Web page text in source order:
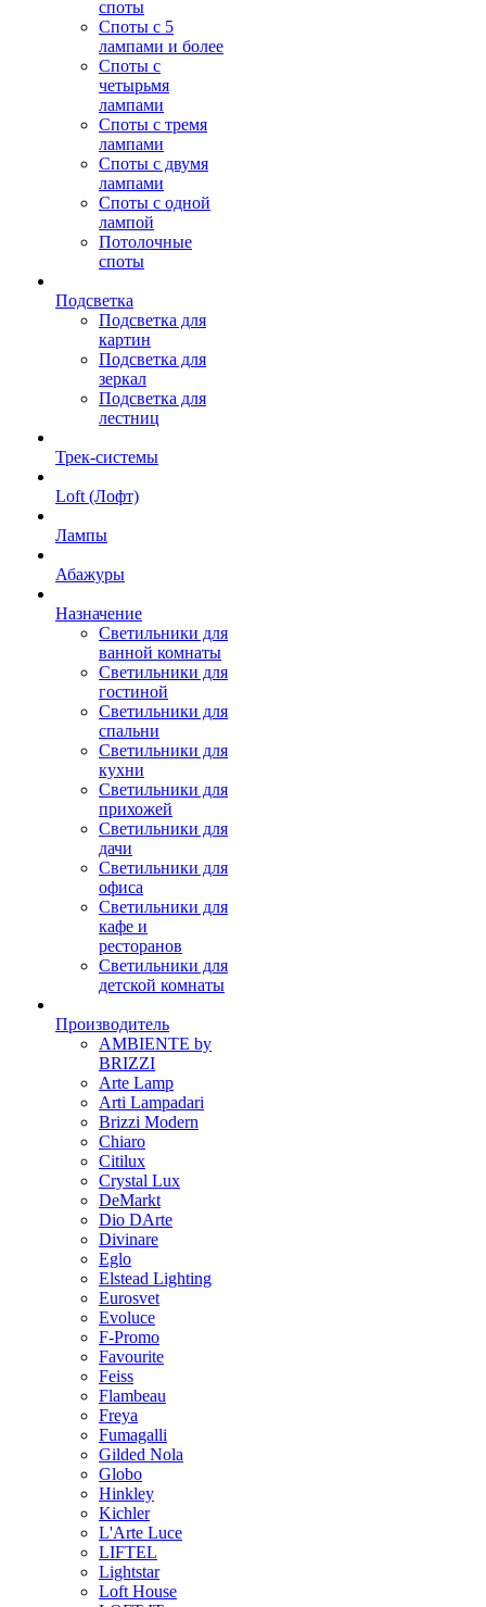
споты
Споты с 5
лампами и более
Споты с
четырьмя
лампами
Споты с тремя
лампами
Споты с двумя
лампами
Споты с одной
лампой
Потолочные
споты
Подсветка
Подсветка для
картин
Подсветка для
зеркал
Подсветка для
лестниц
Трек-системы
Loft (Лофт)
Лампы
Абажуры
Назначение
Светильники для
ванной комнаты
Светильники для
гостиной
Светильники для
спальни
Светильники для
кухни
Светильники для
прихожей
Светильники для
дачи
Светильники для
офиса
Светильники для
кафе и
ресторанов
Светильники для
детской комнаты
Производитель
AMBIENTE by
BRIZZI
Arte Lamp
Arti Lampadari
Brizzi Modern
Chiaro
Citilux
Crystal Lux
DeMarkt
Dio DArte
Divinare
Eglo
Elstead Lighting
Eurosvet
Evoluce
F-Promo
Favourite
Feiss
Flambeau
Freya
Fumagalli
Gilded Nola
Globo
Hinkley
Kichler
L'Arte Luce
LIFTEL
Lightstar
Loft House